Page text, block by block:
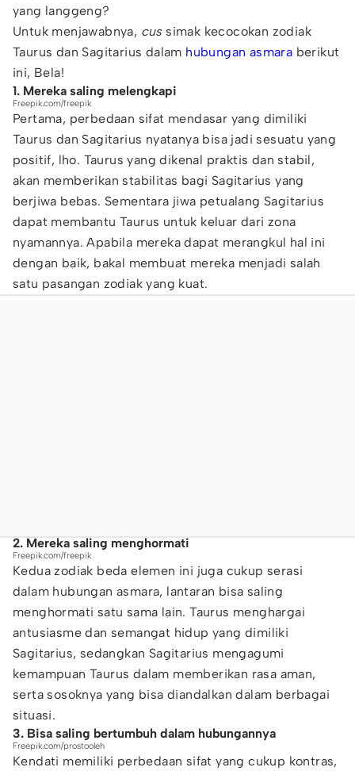
yang langgeng?
Untuk menjawabnya, cussimak kecocokan zodiak
Taurus dan Sagitarius dalam hubungan asmara berikut
ini, Bela!
1. Mereka saling melengkapi
Freepik.com/freepik
Pertama, perbedaan sifat mendasar yang dimiliki
Taurus dan Sagitarius nyatanya bisa jadi sesuatu yang
positif, lho. Taurus yang dikenal praktis dan stabil,
akan memberikan stabilitas bagi Sagitarius yang
berjiwa bebas. Sementara jiwa petualang Sagitarius
dapat membantu Taurus untuk keluar dari zona
nyamannya. Apabila mereka dapat merangkul hal ini
dengan baik, bakal membuat mereka menjadi salah
satu pasangan zodiak yang kuat.
2. Mereka saling menghormati
Freepik.com/freepik
Kedua zodiak beda elemen ini juga cukup serasi
dalam hubungan asmara, lantaran bisa saling
menghormati satu sama lain. Taurus menghargai
antusiasme dan semangat hidup yang dimiliki
Sagitarius, sedangkan Sagitarius mengagumi
kemampuan Taurus dalam memberikan rasa aman,
serta sosoknya yang bisa diandalkan dalam berbagai
situasi.
3. Bisa saling bertumbuh dalam hubungannya
Freepik.com/prostooleh
Kendati memiliki perbedaan sifat yang cukup kontras,